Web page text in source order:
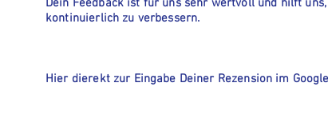
Dein Feedback ist für uns sehr wertvoll und hilft
kontinuierlich zu verbessern.
Hier dierekt zur Eingabe Deiner Rezension im